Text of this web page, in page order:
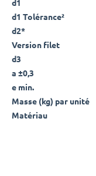
d1
d1 Tolérance²
d2*
Version filet
d3
a ±0,3
e min.
Masse (kg) par unité
Matériau